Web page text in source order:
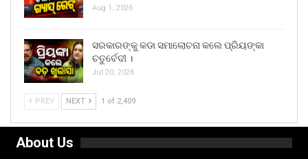
Aug 1, 2026
ସରକାରଙ୍କୁ କଡା ସମାଲୋଚନା କଲେ ପ୍ରିୟଙ୍କା
ଚତୁର୍ବେଦୀ ।
Jul 20, 2026
PREV NEXT 1 of 2,409
About Us